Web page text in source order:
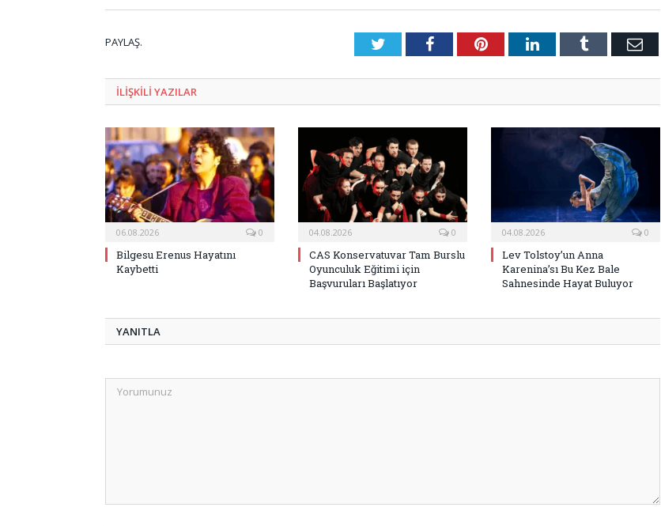
PAYLAŞ. TwitterFacebookPinterestLinkedInTumblr E-
ILIŞKILI YAZILAR
06.08.2026 0
Bilgesu Erenus Hayatını
Kaybetti
04.08.2026 0
CAS Konservatuvar Tam Burslu
Oyunculuk Eğitimi için
Başvuruları Başlatıyor
04.08.2026 0
Lev Tolstoy’un Anna
Karenina’sı Bu Kez Bale
Sahnesinde Hayat Buluyor
YANITLA